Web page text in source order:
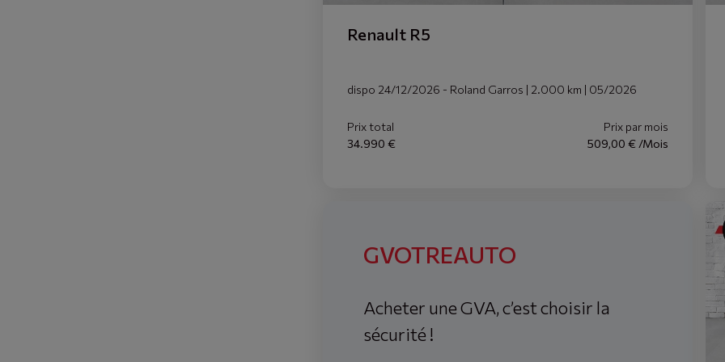
Renault R5
dispo 24/12/2026 - Roland Garros | 2.000 km | 05/2026
Prix total
34.990 €
Prix par mois
509,00 € /Mois
GVOTREAUTO
Acheter une GVA, c’est choisir la
sécurité !